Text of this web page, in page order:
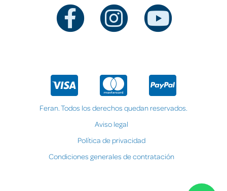
Feran. Todos los derechos quedan reservados.
Aviso legal
Política de privacidad
Condiciones generales de contratación